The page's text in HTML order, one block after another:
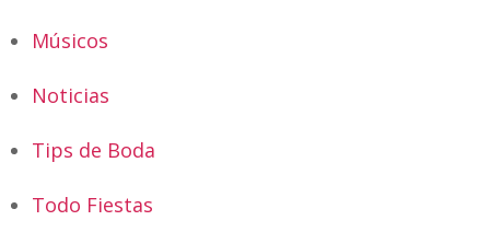
Músicos
Noticias
Tips de Boda
Todo Fiestas